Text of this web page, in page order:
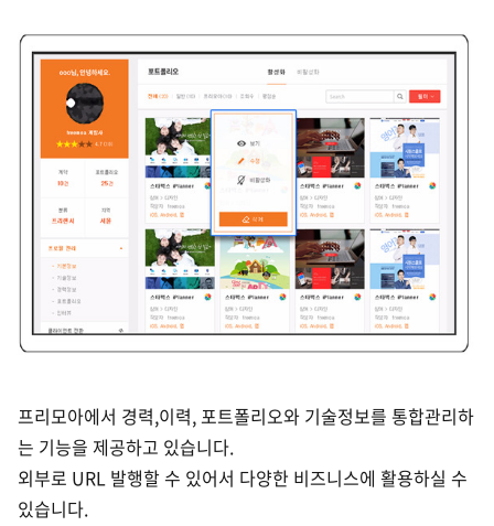
프리모아에서 경력,이력, 포트폴리오와 기술정보를 통합관리하
는 기능을 제공하고 있습니다.
외부로 URL 발행할 수 있어서 다양한 비즈니스에 활용하실 수
있습니다.